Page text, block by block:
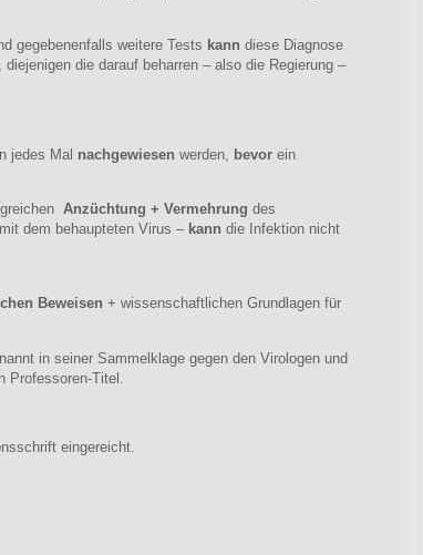
gegebenenfalls weitere Tests kann diese Diagnose
, diejenigen die darauf beharren – also die Regierung –
jedes Mal nachgewiesen werden, bevor ein
Anzüchtung + Vermehrung des
dem behaupteten Virus – kann die Infektion nicht
Beweisen + wissenschaftlichen Grundlagen für
in seiner Sammelklage gegen den Virologen und
Professoren-Titel.
eingereicht.